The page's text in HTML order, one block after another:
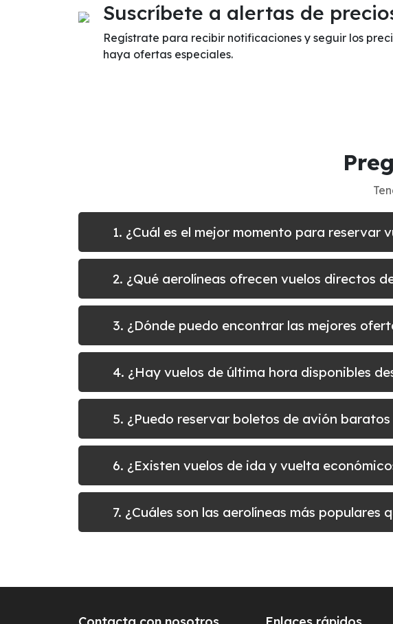
Suscríbete a alertas de
Regístrate para recibir notificaciones y seguir los
haya ofertas especiales.
1. ¿Cuál es el mejor momento para reservar
2. ¿Qué aerolíneas ofrecen vuelos directos
3. ¿Dónde puedo encontrar las mejores
4. ¿Hay vuelos de última hora disponibles
5. ¿Puedo reservar boletos de avión
6. ¿Existen vuelos de ida y vuelta
7. ¿Cuáles son las aerolíneas más populares